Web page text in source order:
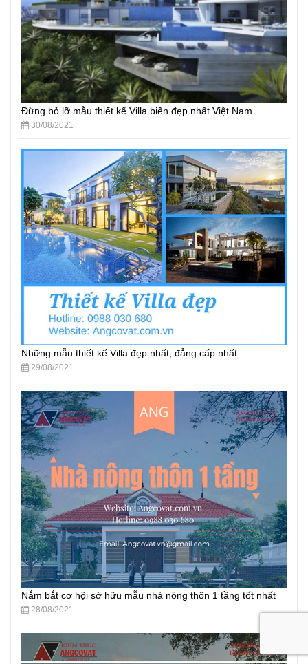
Đừng bỏ lỡ mẫu thiết kế Villa biển đẹp nhất Việt Nam
30/08/2021
Những mẫu thiết kế Villa đẹp nhất, đẳng cấp nhất
29/08/2021
Nắm bắt cơ hội sở hữu mẫu nhà nông thôn 1 tầng tốt nhất
28/08/2021